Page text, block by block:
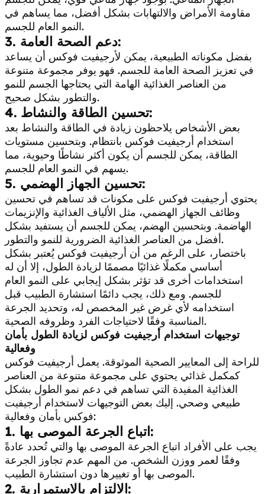
مقاومة الأمراض والالتهابات بشكل أفضل، مما يساهم في
النمو العام للجسم.
3. دعم الصحة العامة:
بفضل مكوناته الطبيعية، يمكن لأرجيفيت فوكس أن يساعد
في تعزيز الصحة العامة للجسم. فهو يوفر مجموعة متنوعة
من العناصر الغذائية الهامة التي يحتاجها الجسم للنمو
والتطور بشكل صحيح.
4. تحسين الطاقة والنشاط:
بعض الأشخاص يلاحظون زيادة في الطاقة والنشاط بعد
استخدام أرجيفيت فوكس بانتظام. وبتحسين مستويات
الطاقة، يمكن للجسم أن يكون أكثر نشاطًا وحيوية، مما
يسهم في النمو العام للجسم.
5. تحسين الجهاز الهضمي:
يحتوي أرجيفيت فوكس على مكونات قد تساهم في تحسين
وظائف الجهاز الهضمي، مثل الألياف الغذائية والإنزيمات
الهاضمة. وبتحسين الهضم، يمكن للجسم أن يستفيد بشكل
أفضل من العناصر الغذائية الضرورية للنمو والتطور.
باختصار، على الرغم من أن أرجيفيت فوكس يُعتبر بشكل
أساسي مكملًا غذائيًا مصممًا لزيادة الطول، إلا أن له
استخدامات أخرى قد تؤثر بشكل إيجابي على النمو العام
للجسم. ومع ذلك، يجب دائمًا استشارة الطبيب قبل
استخدامه لأي غرض غير المخصص له، وتحديد الجرعة
المناسبة وفقًا لاحتياجات الفرد وظروفه الصحية.
توجيهات استخدام أرجيفيت فوكس لزيادة الطول بأمان
وفعالية
للراحة إلى المعايير الصحية الموثوقة. يعمل أرجيفيت فوكس
كمكمل غذائي يحتوي على مجموعة متنوعة من العناصر
الغذائية المفيدة التي تساهم في دعم نمو الطول بشكل
طبيعي وصحي. إليك بعض التوجيهات لاستخدام أرجيفيت
فوكس بأمان وفعالية:
1. اتباع الجرعة الموصى بها:
يجب على الأفراد اتباع الجرعة الموصى بها والتي تُحدد عادةً
وفقًا لعمر ووزن الشخص. من المهم عدم تجاوز الجرعة
الموصى بها أو تغييرها دون استشارة الطبيب.
2. الالتزام بالاستمرارية: